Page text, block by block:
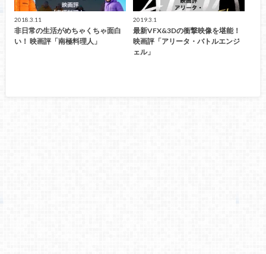
2018.3.11
非日常の生活がめちゃくちゃ面白
い！ 映画評「南極料理人」
2019.3.1
最新VFX&3Dの衝撃映像を堪能！
映画評「アリータ・バトルエンジ
ェル」